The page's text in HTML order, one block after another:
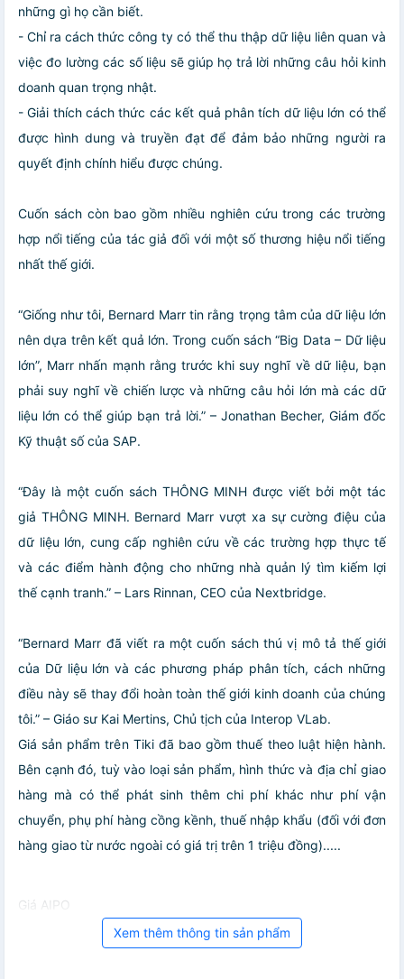
những gì họ cần biết.
- Chỉ ra cách thức công ty có thể thu thập dữ liệu liên quan và
việc đo lường các số liệu sẽ giúp họ trả lời những câu hỏi kinh
doanh quan trọng nhật.
- Giải thích cách thức các kết quả phân tích dữ liệu lớn có thể
được hình dung và truyền đạt để đảm bảo những người ra
quyết định chính hiểu được chúng.
Cuốn sách còn bao gồm nhiều nghiên cứu trong các trường
hợp nổi tiếng của tác giả đối với một số thương hiệu nổi tiếng
nhất thế giới.
“Giống như tôi, Bernard Marr tin rằng trọng tâm của dữ liệu lớn
nên dựa trên kết quả lớn. Trong cuốn sách “Big Data – Dữ liệu
lớn”, Marr nhấn mạnh rằng trước khi suy nghĩ về dữ liệu, bạn
phải suy nghĩ về chiến lược và những câu hỏi lớn mà các dữ
liệu lớn có thể giúp bạn trả lời.” – Jonathan Becher, Giám đốc
Kỹ thuật số của SAP.
“Đây là một cuốn sách THÔNG MINH được viết bởi một tác
giả THÔNG MINH. Bernard Marr vượt xa sự cường điệu của
dữ liệu lớn, cung cấp nghiên cứu về các trường hợp thực tế
và các điểm hành động cho những nhà quản lý tìm kiếm lợi
thế cạnh tranh.” – Lars Rinnan, CEO của Nextbridge.
“Bernard Marr đã viết ra một cuốn sách thú vị mô tả thế giới
của Dữ liệu lớn và các phương pháp phân tích, cách những
điều này sẽ thay đổi hoàn toàn thế giới kinh doanh của chúng
tôi.” – Giáo sư Kai Mertins, Chủ tịch của Interop VLab.
Giá sản phẩm trên Tiki đã bao gồm thuế theo luật hiện hành.
Bên cạnh đó, tuỳ vào loại sản phẩm, hình thức và địa chỉ giao
hàng mà có thể phát sinh thêm chi phí khác như phí vận
chuyển, phụ phí hàng cồng kềnh, thuế nhập khẩu (đối với đơn
hàng giao từ nước ngoài có giá trị trên 1 triệu đồng).....
Giá AIPO
Xem thêm thông tin sản phẩm